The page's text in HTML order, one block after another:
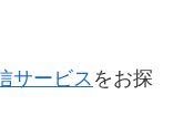
サービス をお探